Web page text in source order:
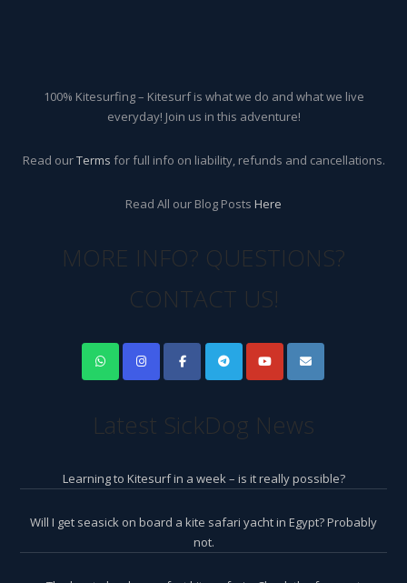
100% Kitesurfing – Kitesurf is what we do and what we live
everyday! Join us in this adventure!
Read ourTerms for full info on liability, refunds and cancellations.
Read All our Blog Posts Here
MORE INFO? QUESTIONS?
CONTACT US!
Latest SickDog News
Learning to Kitesurf in a week – is it really possible?
Will I get seasick on board a kite safari yacht in Egypt? Probably
not.